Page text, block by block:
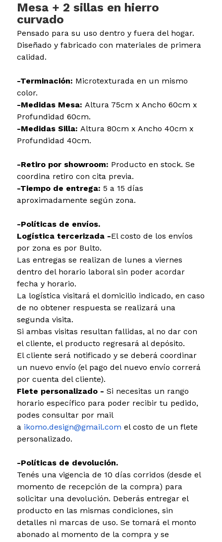
Mesa + 2 sillas en hierro
curvado
Pensado para su uso dentro y fuera del hogar.
Diseñado y fabricado con materiales de primera
calidad.
-Terminación: Microtexturada en un mismo
color.
-Medidas Mesa: Altura 75cm x Ancho 60cm x
Profundidad 60cm.
-Medidas Silla: Altura 80cm x Ancho 40cm x
Profundidad 40cm.
-Retiro por showroom: Producto en stock. Se
coordina retiro con cita previa.
-Tiempo de entrega: 5 a 15 días
aproximadamente según zona.
-Políticas de envíos.
Logística tercerizada -El costo de los envíos
por zona es por Bulto.
Las entregas se realizan de lunes a viernes
dentro del horario laboral sin poder acordar
fecha y horario.
La logística visitará el domicilio indicado, en caso
de no obtener respuesta se realizará una
segunda visita.
Si ambas visitas resultan fallidas, al no dar con
el cliente, el producto regresará al depósito.
El cliente será notificado y se deberá coordinar
un nuevo envío (el pago del nuevo envío correrá
por cuenta del cliente).
Flete personalizado - Si necesitas un rango
horario específico para poder recibir tu pedido,
podes consultar por mail
a ikomo.design@gmail.com el costo de un flete
personalizado.
-Políticas de devolución.
Tenés una vigencia de 10 días corridos (desde el
momento de recepción de la compra) para
solicitar una devolución. Deberás entregar el
producto en las mismas condiciones, sin
detalles ni marcas de uso. Se tomará el monto
abonado al momento de la compra y se